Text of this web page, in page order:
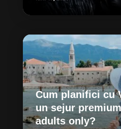
Cum planifici cu
un sejur
adults only?